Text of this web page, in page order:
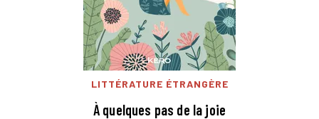
LITTÉRATURE ÉTRANGÈRE
À quelques pas de la joie